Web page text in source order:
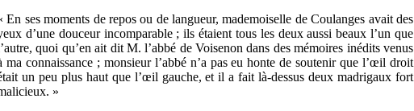
En ses moments de repos ou de langueur, mademoiselle de Coulanges avait des
d’une douceur incomparable ; ils étaient tous les deux aussi beaux l’un que
quoi qu’en ait dit M. l’abbé de Voisenon dans des mémoires inédits venus
ma connaissance ; monsieur l’abbé n’a pas eu honte de soutenir que l’œil droit
un peu plus haut que l’œil gauche, et il a fait là-dessus deux madrigaux fort
»